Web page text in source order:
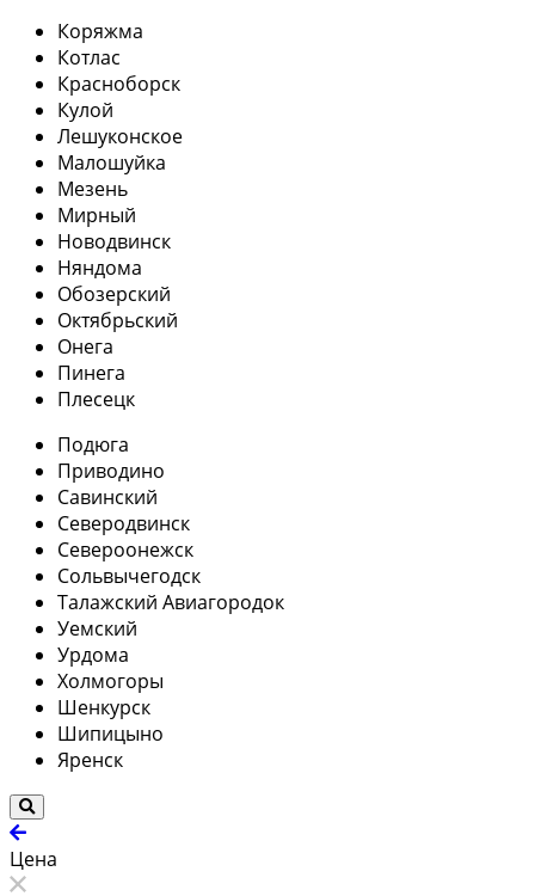
Коряжма
Котлас
Красноборск
Кулой
Лешуконское
Малошуйка
Мезень
Мирный
Новодвинск
Няндома
Обозерский
Октябрьский
Онега
Пинега
Плесецк
Подюга
Приводино
Савинский
Северодвинск
Североонежск
Сольвычегодск
Талажский Авиагородок
Уемский
Урдома
Холмогоры
Шенкурск
Шипицыно
Яренск
Цена